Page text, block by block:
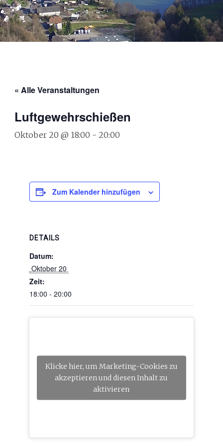
« Alle Veranstaltungen
Luftgewehrschießen
Oktober 20 @ 18:00 - 20:00
Zum Kalender hinzufügen
DETAILS
Datum:
Oktober 20
Zeit:
18:00 - 20:00
Klicke hier, um Marketing-Cookies zu
akzeptieren und diesen Inhalt zu
aktivieren